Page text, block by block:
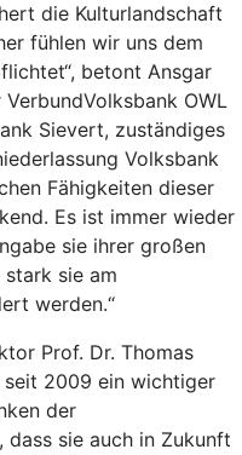
die Kulturlandschaft
fühlen wir uns dem
betont Ansgar
OWL
Sievert, zuständiges
Volksbank
Fähigkeiten dieser
Es ist immer wieder
sie ihrer großen
sie am
werden.“
Prof. Dr. Thomas
2009 ein wichtiger
der
dass sie auch in Zukunft